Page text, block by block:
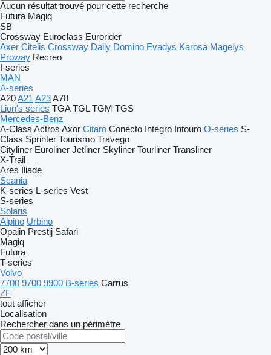
Aucun résultat trouvé pour cette recherche
Futura Magiq
SB
Crossway Euroclass Eurorider
Axer Citelis Crossway Daily Domino Evadys Karosa Magelys
Proway Recreo
I-series
MAN
A-series
A20A21 A23A78
Lion's series TGA TGL TGM TGS
Mercedes-Benz
A-Class Actros Axor Citaro Conecto Integro Intouro O-series S-
Class Sprinter Tourismo Travego
Cityliner Euroliner Jetliner Skyliner Tourliner Transliner
X-Trail
Ares Iliade
Scania
K-series L-series Vest
S-series
Solaris
Alpino Urbino
Opalin Prestij Safari
Magiq
Futura
T-series
Volvo
7700 9700 9900 B-series Carrus
ZF
tout afficher
Localisation
Rechercher dans un périmètre